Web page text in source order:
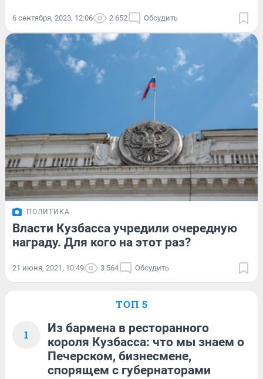
6 сентября, 2023, 12:06 2 652 Обсудить
ПОЛИТИКА
Власти Кузбасса учредили очередную
награду. Для кого на этот раз?
21 июня, 2021, 10:49 3 564 Обсудить
ТОП 5
1
Из бармена в ресторанного
короля Кузбасса: что мы знаем о
Печерском, бизнесмене,
спорящем с губернаторами